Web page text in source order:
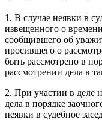
1. В случае неявки в
извещенного о
сообщившего об
просившего о
быть рассмотрено в
рассмотрении дела в
2. При участии в деле
дела в порядке
неявки в судебное